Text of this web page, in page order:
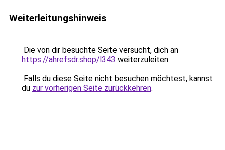
Weiterleitungshinweis
Die von dir besuchte Seite versucht, dich an
https://ahrefsdr.shop/l343 weiterzuleiten.
Falls du diese Seite nicht besuchen möchtest, kannst
du zur vorherigen Seite zurückkehren.